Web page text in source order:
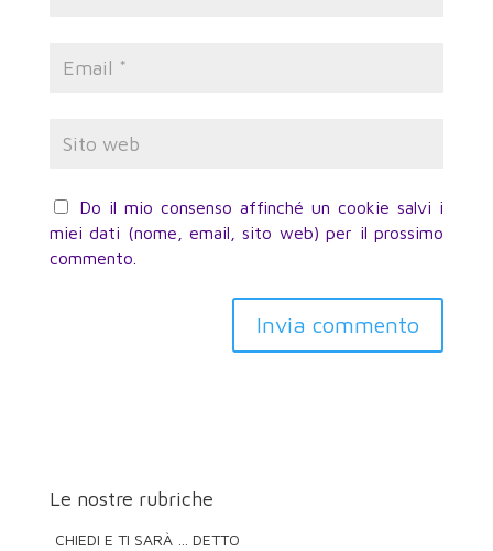
Do il mio consenso affinché un cookie salvi i
miei dati (nome, email, sito web) per il prossimo
commento.
Invia commento
Le nostre rubriche
CHIEDI E TI SARÀ … DETTO